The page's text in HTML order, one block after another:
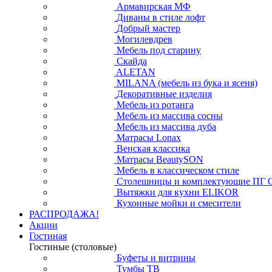
Армавирская МФ
Диваны в стиле лофт
Добрый мастер
Могилевдрев
Мебель под старину
Скайда
ALETAN
MILANA (мебель из бука и ясеня)
Декоративные изделия
Мебель из ротанга
Мебель из массива сосны
Мебель из массива дуба
Матрасы Lonax
Венская классика
Матрасы BeautySON
Мебель в классическом стиле
Столешницы и комплектующие ПГ
Вытяжки для кухни ELIKOR
Кухонные мойки и смесители
РАСПРОДАЖА!
Акции
Гостиная
Гостиные (столовые)
Буфеты и витрины
Тумбы ТВ